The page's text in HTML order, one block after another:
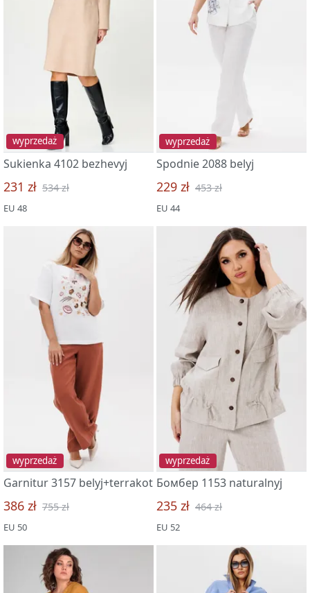
wyprzedaż
Sukienka 4102 bezhevyj
231 zł 534 zł
EU 48
wyprzedaż
Spodnie 2088 belyj
229 zł 453 zł
EU 44
wyprzedaż
Garnitur 3157 belyj+terrakot
386 zł 755 zł
EU 50
wyprzedaż
Бомбер 1153 naturalnyj
235 zł 464 zł
EU 52